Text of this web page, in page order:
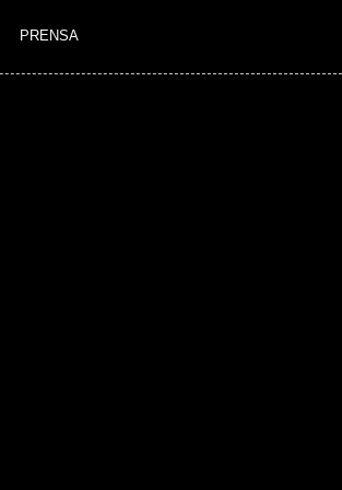
PRENSA